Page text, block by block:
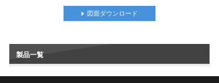
図面ダウンロード
製品一覧